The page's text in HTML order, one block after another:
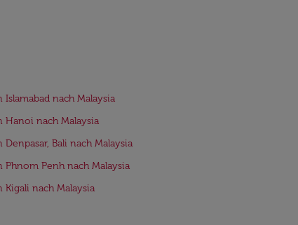
Islamabad nach Malaysia
Hanoi nach Malaysia
Denpasar, Bali nach Malaysia
Phnom Penh nach Malaysia
Kigali nach Malaysia